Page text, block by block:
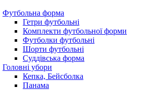
Футбольна форма
Гетри футбольні
Комплекти футбольної форми
Футболки футбольні
Шорти футбольні
Суддівська форма
Головні убори
Кепка, Бейсболка
Панама